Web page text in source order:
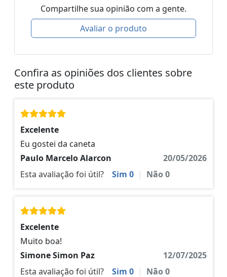
Compartilhe sua opinião com a gente.
Avaliar o produto
Confira as opiniões dos clientes sobre
este produto
Excelente
Eu gostei da caneta
Paulo Marcelo Alarcon
20/05/2026
Esta avaliação foi útil?
Sim 0 | Não0
Excelente
Muito boa!
Simone Simon Paz
12/07/2025
Esta avaliação foi útil?
Sim 0 | Não0